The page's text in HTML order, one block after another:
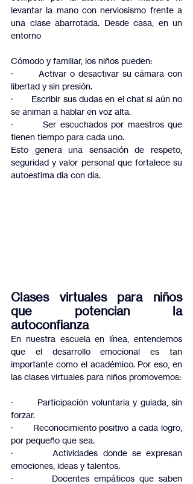
levantar la mano con nerviosismo frente a
una clase abarrotada. Desde casa, en un
entorno
Cómodo y familiar, los niños pueden:
·         Activar o desactivar su cámara con
libertad y sin presión.
·         Escribir sus dudas en el chat si aún no
se animan a hablar en voz alta.
·         Ser escuchados por maestros que
tienen tiempo para cada uno.
Esto genera una sensación de respeto,
seguridad y valor personal que fortalece su
autoestima día con día.
Clases virtuales para niños
que potencian la
autoconfianza
En nuestra escuela en línea, entendemos
que el desarrollo emocional es tan
importante como el académico. Por eso, en
las clases virtuales para niños promovemos:
·         Participación voluntaria y guiada, sin
forzar.
·         Reconocimiento positivo a cada logro,
por pequeño que sea.
·         Actividades donde se expresan
emociones, ideas y talentos.
·         Docentes empáticos que saben